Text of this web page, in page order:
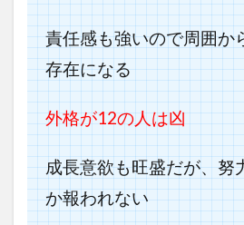
責任感も強いので周囲か
存在になる
外格が12の人は凶
成長意欲も旺盛だが、努
か報われない